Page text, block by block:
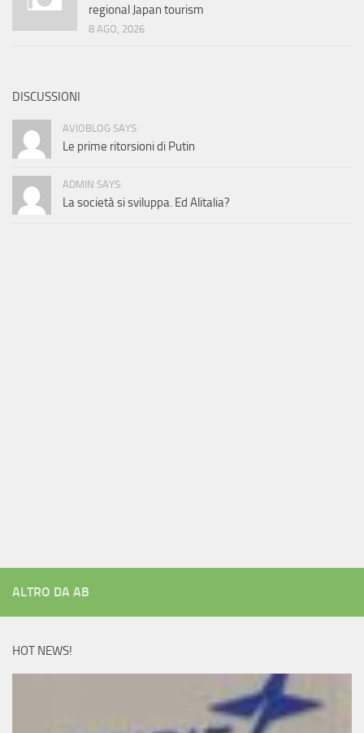
regional Japan tourism
8 AGO, 2026
DISCUSSIONI
AVIOBLOG SAYS:
Le prime ritorsioni di Putin
ADMIN SAYS:
La società si sviluppa. Ed Alitalia?
ALTRO DA AB
HOT NEWS!